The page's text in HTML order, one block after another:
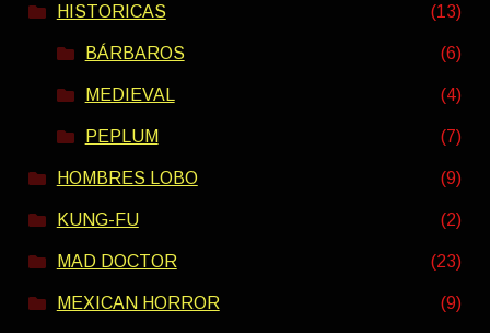
HISTORICAS (13)
BÁRBAROS (6)
MEDIEVAL (4)
PEPLUM (7)
HOMBRES LOBO (9)
KUNG-FU (2)
MAD DOCTOR (23)
MEXICAN HORROR (9)